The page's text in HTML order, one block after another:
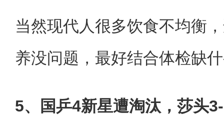
当然现代人很多饮食不均衡
养没问题，最好结合体检缺
5、国乒4新星遭淘汰，莎头